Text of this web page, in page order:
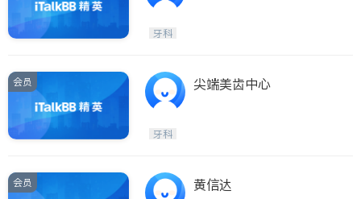
牙科
会员 尖端美齿中心
牙科
会员 黄信达